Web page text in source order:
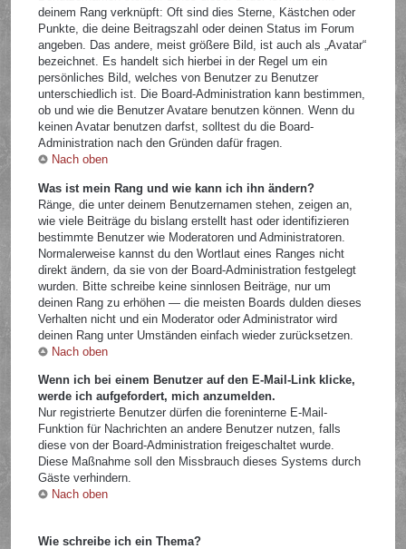
deinem Rang verknüpft: Oft sind dies Sterne, Kästchen oder
Punkte, die deine Beitragszahl oder deinen Status im Forum
angeben. Das andere, meist größere Bild, ist auch als „Avatar“
bezeichnet. Es handelt sich hierbei in der Regel um ein
persönliches Bild, welches von Benutzer zu Benutzer
unterschiedlich ist. Die Board-Administration kann bestimmen,
ob und wie die Benutzer Avatare benutzen können. Wenn du
keinen Avatar benutzen darfst, solltest du die Board-
Administration nach den Gründen dafür fragen.
Nach oben
Was ist mein Rang und wie kann ich ihn ändern?
Ränge, die unter deinem Benutzernamen stehen, zeigen an,
wie viele Beiträge du bislang erstellt hast oder identifizieren
bestimmte Benutzer wie Moderatoren und Administratoren.
Normalerweise kannst du den Wortlaut eines Ranges nicht
direkt ändern, da sie von der Board-Administration festgelegt
wurden. Bitte schreibe keine sinnlosen Beiträge, nur um
deinen Rang zu erhöhen — die meisten Boards dulden dieses
Verhalten nicht und ein Moderator oder Administrator wird
deinen Rang unter Umständen einfach wieder zurücksetzen.
Nach oben
Wenn ich bei einem Benutzer auf den E-Mail-Link klicke,
werde ich aufgefordert, mich anzumelden.
Nur registrierte Benutzer dürfen die foreninterne E-Mail-
Funktion für Nachrichten an andere Benutzer nutzen, falls
diese von der Board-Administration freigeschaltet wurde.
Diese Maßnahme soll den Missbrauch dieses Systems durch
Gäste verhindern.
Nach oben
Wie schreibe ich ein Thema?